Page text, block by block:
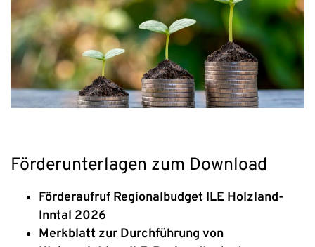
Förderunterlagen zum Download
Förderaufruf Regionalbudget ILE Holzland-
Inntal 2026
Merkblatt zur Durchführung von